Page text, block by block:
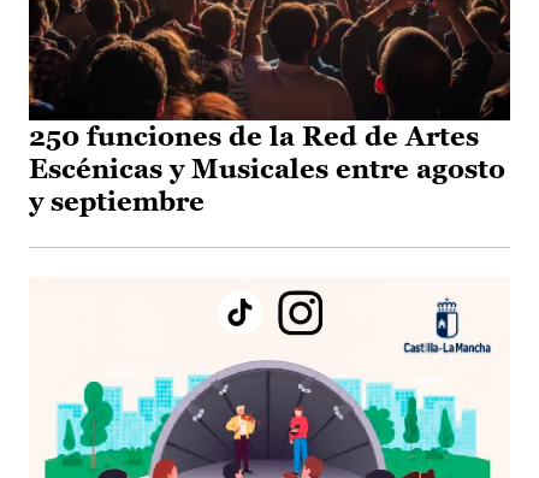
250 funciones de la Red de Artes
Escénicas y Musicales entre agosto
y septiembre